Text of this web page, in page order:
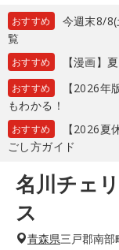
おすすめ
今週末8/
覧
おすすめ 【漫画】
おすすめ
【2026年
もわかる！
おすすめ
【2026夏
ごし方ガイド
名川チェ
ス
青森県三戸郡南部